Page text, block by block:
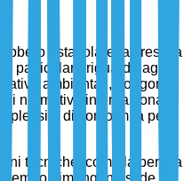
ostacolare la crescita
particolare riguardo agli
ambientali, pongono
normative internazionali
di conformità per i
tecniche, come la perdita
tempo, rimangono sfide